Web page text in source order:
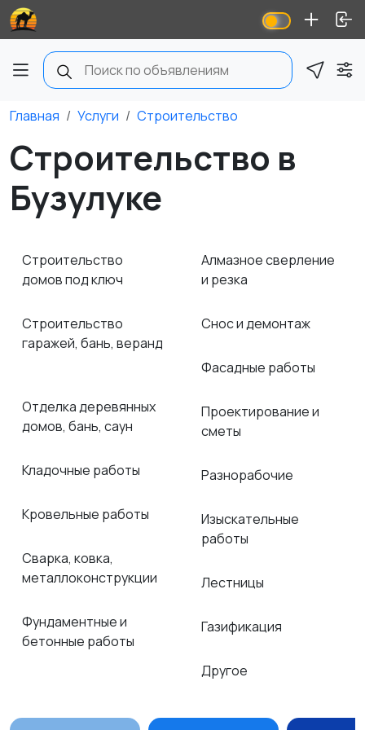
Главная Услуги Строительство
Строительство в
Бузулуке
Строительство
домов под ключ
Строительство
гаражей, бань, веранд
Отделка деревянных
домов, бань, саун
Кладочные работы
Кровельные работы
Сварка, ковка,
металлоконструкции
Фундаментные и
бетонные работы
Алмазное сверление
и резка
Снос и демонтаж
Фасадные работы
Проектирование и
сметы
Разнорабочие
Изыскательные
работы
Лестницы
Газификация
Другое